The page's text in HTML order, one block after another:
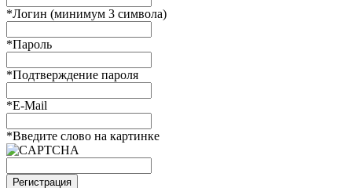
*Логин (минимум 3 символа)
*Пароль
*Подтверждение пароля
*E-Mail
*Введите слово на картинке